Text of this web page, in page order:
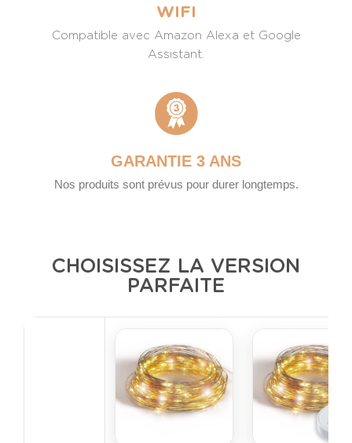
WIFI
Compatible avec Amazon Alexa et Google
Assistant.
GARANTIE 3 ANS
Nos produits sont prévus pour durer longtemps.
CHOISISSEZ LA VERSION
PARFAITE